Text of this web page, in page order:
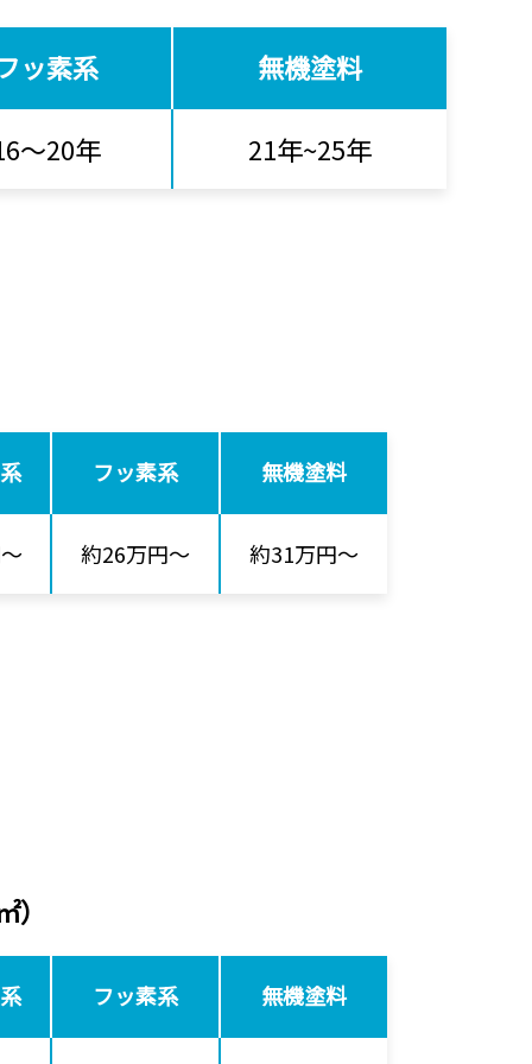
ッ素系 無機塗料
～20年 21年~25年
フッ素系 無機塗料
約26万円～ 約31万円～
フッ素系 無機塗料